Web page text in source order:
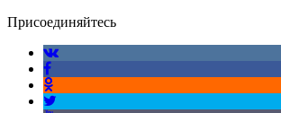
Присоединяйтесь